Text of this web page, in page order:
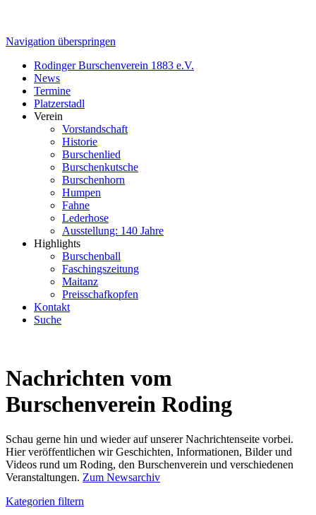
Navigation überspringen
Rodinger Burschenverein 1883 e.V.
News
Termine
Platzerstadl
Verein
Vorstandschaft
Historie
Burschenlied
Burschenkutsche
Burschenhorn
Humpen
Fahne
Lederhose
Ausstellung: 140 Jahre
Highlights
Burschenball
Faschingszeitung
Maitanz
Preisschafkopfen
Kontakt
Suche
Nachrichten vom
Burschenverein Roding
Schau gerne hin und wieder auf unserer Nachrichtenseite vorbei.
Hier veröffentlichen wir Geschichten, Informationen, Bilder und
Videos rund um Roding, den Burschenverein und verschiedenen
Veranstaltungen. Zum Newsarchiv
Kategorien filtern